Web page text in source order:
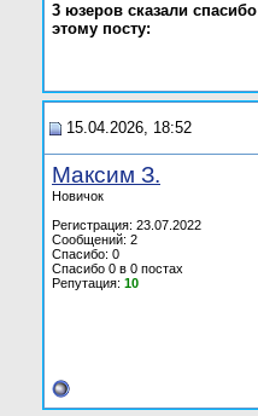
3 юзеров сказали спасибо
этому посту:
15.04.2026, 18:52
Максим З.
Новичок
Регистрация: 23.07.2022
Сообщений: 2
Спасибо: 0
Спасибо 0 в 0 постах
Репутация: 10